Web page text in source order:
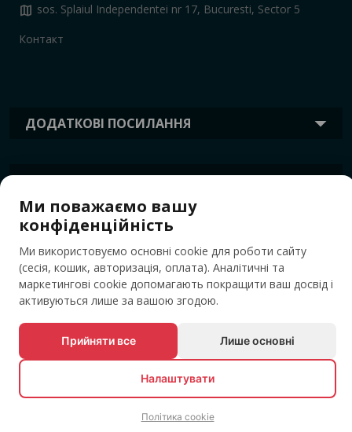
ДОДАТКОВІ ПОСИЛАННЯ
ІНФОРМАЦІЯ
map sos. Splaiul Independentei nr 17, Bucuresti, Sector 5
Контакт
ТЕГИ
© Усі права захищені EVENTBOOK SRL.
Ми поважаємо вашу
конфіденційність
Ми використовуємо основні cookie для роботи сайту
(сесія, кошик, авторизація, оплата). Аналітичні та
маркетингові cookie допомагають покращити ваш досвід і
активуються лише за вашою згодою.
Прийняти все Лише основні
Налаштувати
Політика cookie